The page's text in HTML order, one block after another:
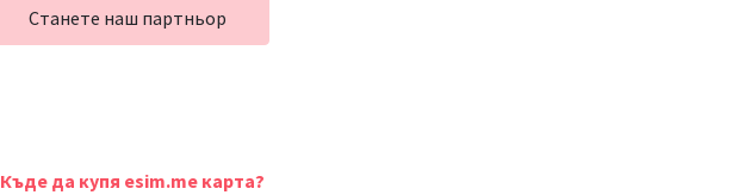
Станете наш партньор
Къде да купя esim.me карта?